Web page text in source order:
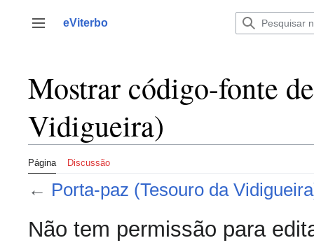
para
Alternar barra lateral
eViterbo
Mostrar código-fonte
Vidigueira)
Página Discussão
← Porta-paz (Tesouro da
Não tem permissão para